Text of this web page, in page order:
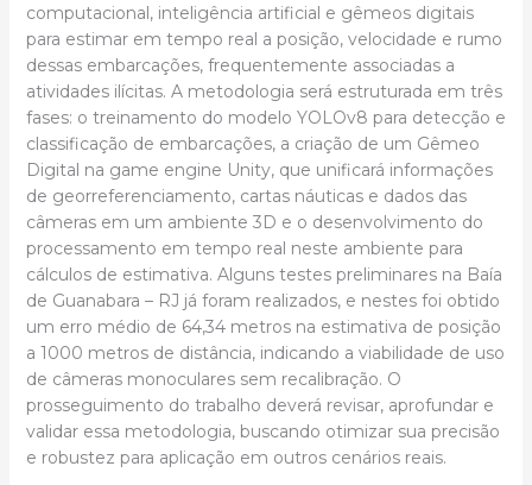
computacional, inteligência artificial e gêmeos digitais
para estimar em tempo real a posição, velocidade e rumo
dessas embarcações, frequentemente associadas a
atividades ilícitas. A metodologia será estruturada em três
fases: o treinamento do modelo YOLOv8 para detecção e
classificação de embarcações, a criação de um Gêmeo
Digital na game engine Unity, que unificará informações
de georreferenciamento, cartas náuticas e dados das
câmeras em um ambiente 3D e o desenvolvimento do
processamento em tempo real neste ambiente para
cálculos de estimativa. Alguns testes preliminares na Baía
de Guanabara – RJ já foram realizados, e nestes foi obtido
um erro médio de 64,34 metros na estimativa de posição
a 1000 metros de distância, indicando a viabilidade de uso
de câmeras monoculares sem recalibração. O
prosseguimento do trabalho deverá revisar, aprofundar e
validar essa metodologia, buscando otimizar sua precisão
e robustez para aplicação em outros cenários reais.